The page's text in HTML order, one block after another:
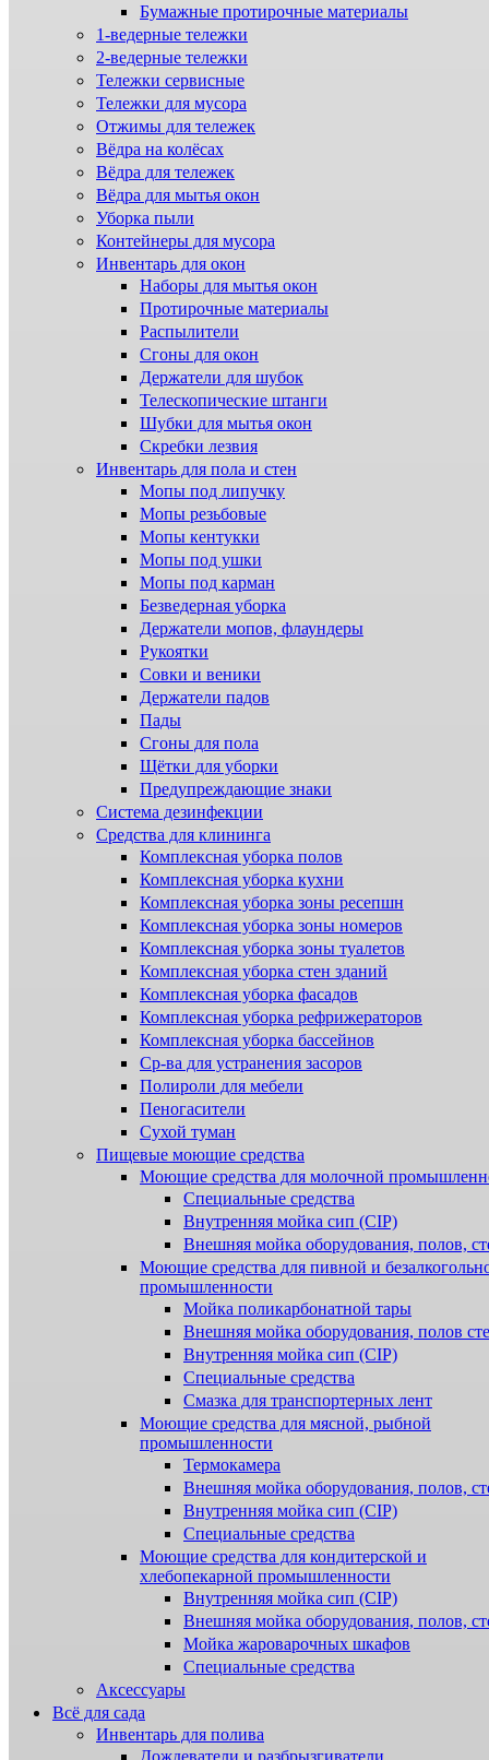
Бумажные протирочные материалы
1-ведерные тележки
2-ведерные тележки
Тележки сервисные
Тележки для мусора
Отжимы для тележек
Вёдра на колёсах
Вёдра для тележек
Вёдра для мытья окон
Уборка пыли
Контейнеры для мусора
Инвентарь для окон
Наборы для мытья окон
Протирочные материалы
Распылители
Сгоны для окон
Держатели для шубок
Телескопические штанги
Шубки для мытья окон
Скребки лезвия
Инвентарь для пола и стен
Мопы под липучку
Мопы резьбовые
Мопы кентукки
Мопы под ушки
Мопы под карман
Безведерная уборка
Держатели мопов, флаундеры
Рукоятки
Совки и веники
Держатели падов
Пады
Сгоны для пола
Щётки для уборки
Предупреждающие знаки
Система дезинфекции
Cредства для клининга
Комплексная уборка полов
Комплексная уборка кухни
Комплексная уборка зоны ресепшн
Комплексная уборка зоны номеров
Комплексная уборка зоны туалетов
Комплексная уборка стен зданий
Комплексная уборка фасадов
Комплексная уборка рефрижераторов
Комплексная уборка бассейнов
Ср-ва для устранения засоров
Полироли для мебели
Пеногасители
Сухой туман
Пищевые моющие средства
Моющие средства для молочной
Специальные средства
Внутренняя мойка сип (CIP)
Внешняя мойка оборудования, полов,
Моющие средства для пивной и
промышленности
Мойка поликарбонатной тары
Внешняя мойка оборудования, полов
Внутренняя мойка сип (CIP)
Специальные средства
Смазка для транспортерных лент
Моющие средства для мясной, рыбной
промышленности
Термокамера
Внешняя мойка оборудования, полов,
Внутренняя мойка сип (CIP)
Специальные средства
Моющие средства для кондитерской и
хлебопекарной промышленности
Внутренняя мойка сип (CIP)
Внешняя мойка оборудования, полов,
Мойка жароварочных шкафов
Специальные средства
Аксессуары
Всё для сада
Инвентарь для полива